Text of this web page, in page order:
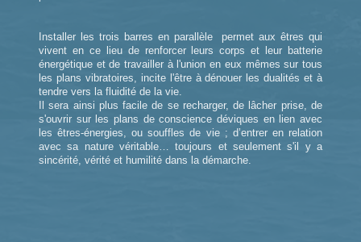
Installer les trois barres en parallèle permet aux êtres qui
vivent en ce lieu de renforcer leurs corps et leur batterie
énergétique et de travailler à l'union en eux mêmes sur tous
les plans vibratoires, incite l'être à dénouer les dualités et à
tendre vers la fluidité de la vie.
Il sera ainsi plus facile de se recharger, de lâcher prise, de
s'ouvrir sur les plans de conscience déviques en lien avec
les êtres-énergies, ou souffles de vie ; d’entrer en relation
avec sa nature véritable… toujours et seulement s'il y a
sincérité, vérité et humilité dans la démarche.